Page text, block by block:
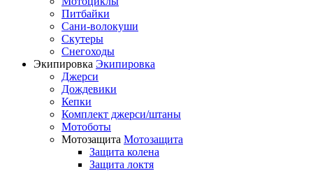
Питбайки
Сани-волокуши
Скутеры
Снегоходы
Экипировка Экипировка
Джерси
Дождевики
Кепки
Комплект джерси/штаны
Мотоботы
Мотозащита Мотозащита
Защита колена
Защита локтя